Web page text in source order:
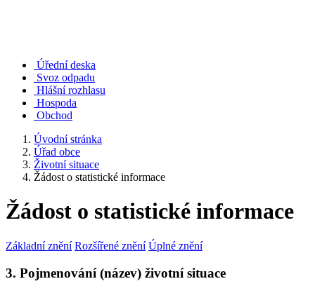
Úřední deska
Svoz odpadu
Hlášní rozhlasu
Hospoda
Obchod
Úvodní stránka
Úřad obce
Životní situace
Žádost o statistické informace
Žádost o statistické informace
Základní znění Rozšířené znění Úplné znění
3. Pojmenování (název) životní situace